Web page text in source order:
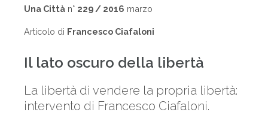
Una Città n° 229 / 2016 marzo
Articolo di Francesco Ciafaloni
Il lato oscuro della libertà
La libertà di vendere la propria libertà:
intervento di Francesco Ciafaloni.